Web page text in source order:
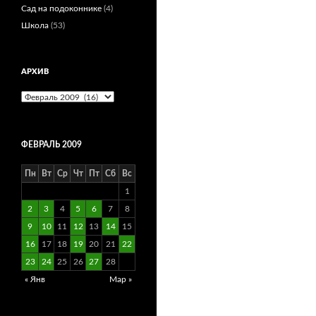
Сад на подоконнике (4)
Школа (53)
АРХИВ
Архив
ФЕВРАЛЬ 2009
Пн Вт Ср Чт Пт Сб Вс
1
2 3 4 5 6 7 8
9 10 11 12 13 14 15
16 17 18 19 20 21 22
23 24 25 26 27 28
« Янв Мар »